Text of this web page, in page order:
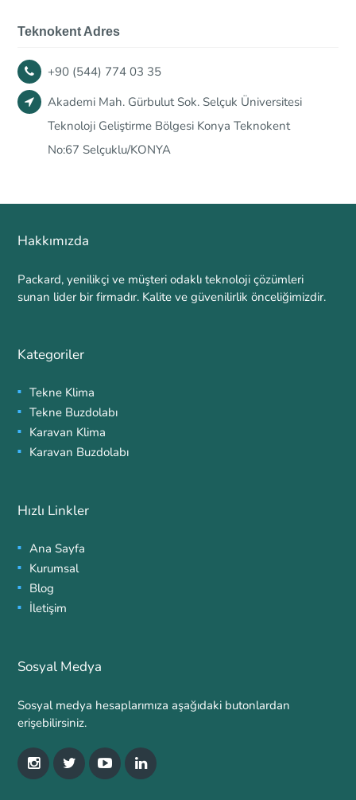
Teknokent Adres
+90 (544) 774 03 35
Akademi Mah. Gürbulut Sok. Selçuk Üniversitesi
Teknoloji Geliştirme Bölgesi Konya Teknokent
No:67 Selçuklu/KONYA
Hakkımızda
Packard, yenilikçi ve müşteri odaklı teknoloji çözümleri
sunan lider bir firmadır. Kalite ve güvenilirlik önceliğimizdir.
Kategoriler
Tekne Klima
Tekne Buzdolabı
Karavan Klima
Karavan Buzdolabı
Hızlı Linkler
Ana Sayfa
Kurumsal
Blog
İletişim
Sosyal Medya
Sosyal medya hesaplarımıza aşağıdaki butonlardan
erişebilirsiniz.